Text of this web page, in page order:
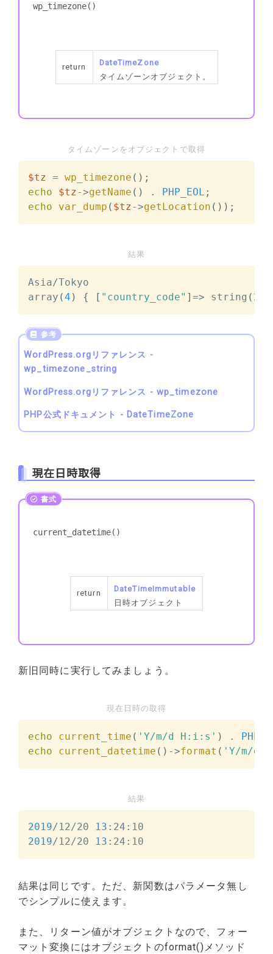
wp_timezone()
return
DateTimeZone
タイムゾーンオブジェクト。
タイムゾーンをオブジェクトで取得
$tz = wp_timezone ( ) ;
echo
$tz->getName ( ) . PHP_EOL ;
echo
var_dump ( $tz->getLocation ( ) ) ;
結果
Asia/Tokyo
array (4 ) { [ "country_code" ] => string ( 2
WordPress.orgリファレンス -
wp_timezone_string
WordPress.orgリファレンス - wp_timezone
PHP公式ドキュメント - DateTimeZone
現在日時取得
current_datetime()
return
DateTimeImmutable
日時オブジェクト
新旧同時に実行してみましょう。
現在日時の取得
echo current_time ( 'Y/m/d H:i:s' ) .
echo
current_datetime ( ) ->format ( 'Y/m/d
結果
2019/12/20 13
2019/12/20 13 :24:10
結果は同じです。ただ、新関数はパラメータ無し
でシンプルに使えます。
また、リターン値がオブジェクトなので、フォー
マット変換にはオブジェクトのformat()メソッド